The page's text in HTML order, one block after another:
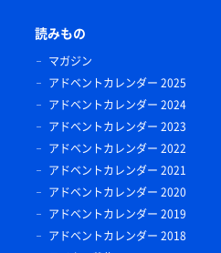
読みもの
マガジン
アドベントカレンダー 2025
アドベントカレンダー 2024
アドベントカレンダー 2023
アドベントカレンダー 2022
アドベントカレンダー 2021
アドベントカレンダー 2020
アドベントカレンダー 2019
アドベントカレンダー 2018